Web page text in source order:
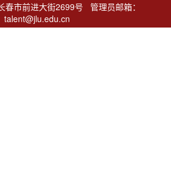
春市前进大街2699号 管理员邮箱：
talent@jlu.edu.cn